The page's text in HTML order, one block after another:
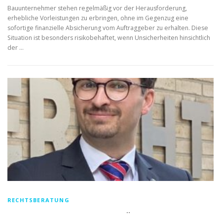
Bauunternehmer stehen regelmäßig vor der Herausforderung,
erhebliche Vorleistungen zu erbringen, ohne im Gegenzug eine
sofortige finanzielle Absicherung vom Auftraggeber zu erhalten. Diese
Situation ist besonders risikobehaftet, wenn Unsicherheiten hinsichtlich
der …
RECHTSBERATUNG